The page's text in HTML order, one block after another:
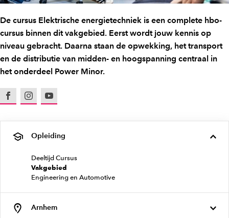
De cursus Elektrische energietechniek is een complete hbo-
cursus binnen dit vakgebied. Eerst wordt jouw kennis op
niveau gebracht. Daarna staan de opwekking, het transport
en de distributie van midden- en hoogspanning centraal in
het onderdeel Power Minor.
FacebookInstagramYoutube
Opleiding
Deeltijd Cursus
Vakgebied
Engineering en Automotive
Arnhem